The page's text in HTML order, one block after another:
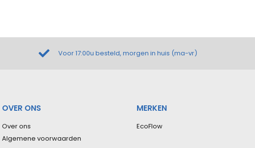
Voor 17:00u besteld, morgen in huis (ma-vr)
OVER ONS
Over ons
Algemene voorwaarden
MERKEN
EcoFlow